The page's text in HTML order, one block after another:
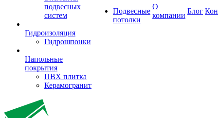
подвесных
систем
Гидроизоляция
Гидрошпонки
Напольные
покрытия
ПВХ плитка
Керамогранит
Подвесные
потолки
О
компании
Блог